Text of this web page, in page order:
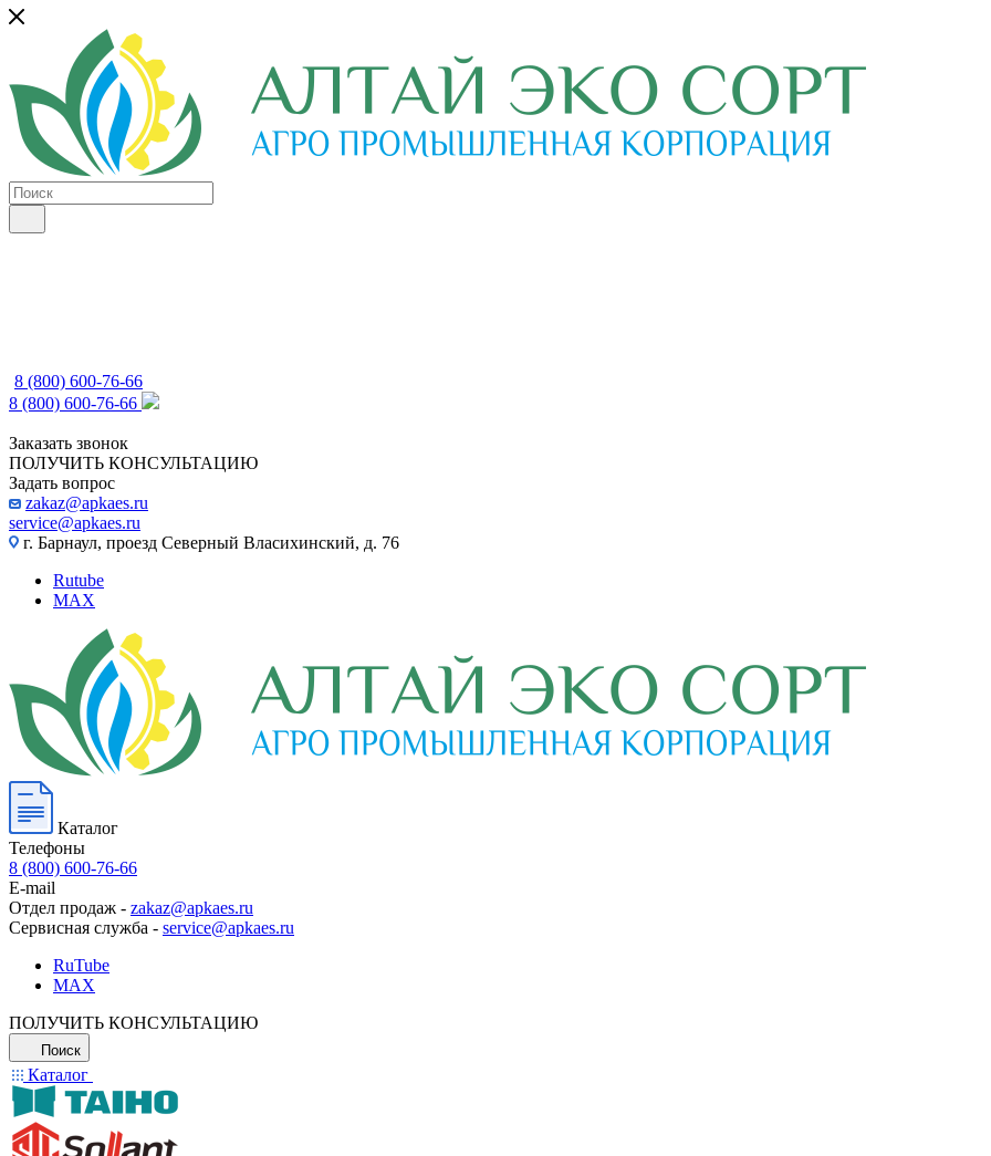
8 (800) 600-76-66
8 (800) 600-76-66
Заказать звонок
ПОЛУЧИТЬ КОНСУЛЬТАЦИЮ
Задать вопрос
zakaz@apkaes.ru
service@apkaes.ru
г. Барнаул, проезд Северный Власихинский, д. 76
Rutube
MAX
Каталог
Телефоны
8 (800) 600-76-66
E-mail
Отдел продаж - zakaz@apkaes.ru
Сервисная служба - service@apkaes.ru
RuTube
MAX
ПОЛУЧИТЬ КОНСУЛЬТАЦИЮ
Поиск
Каталог